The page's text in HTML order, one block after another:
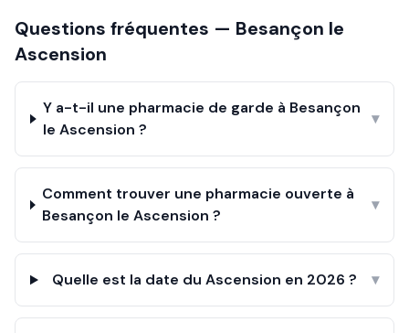
Questions fréquentes — Besançon le
Ascension
Y a-t-il une pharmacie de garde à Besançon
le Ascension ?
▾
Comment trouver une pharmacie ouverte à
Besançon le Ascension ?
▾
Quelle est la date du Ascension en 2026 ? ▾